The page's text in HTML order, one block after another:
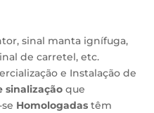
sinal manta ignífuga,
de carretel, etc.
e Instalação de
sinalização que
Homologadas têm